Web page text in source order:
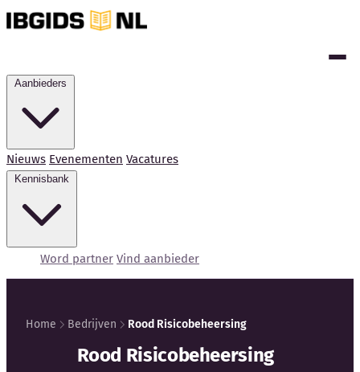
Nieuws Evenementen Vacatures
Word partner Vind aanbieder
Home Bedrijven Rood Risicobeheersing
Rood Risicobeheersing